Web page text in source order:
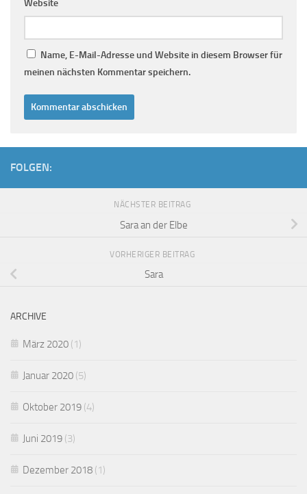
Website
Name, E-Mail-Adresse und Website in diesem Browser für
meinen nächsten Kommentar speichern.
FOLGEN:
NÄCHSTER BEITRAG
Sara an der Elbe
VORHERIGER BEITRAG
Sara
ARCHIVE
März 2020 (1)
Januar 2020 (5)
Oktober 2019 (4)
Juni 2019 (3)
Dezember 2018 (1)